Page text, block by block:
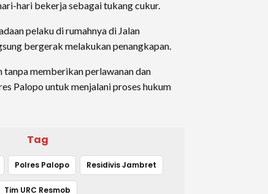
hari bekerja sebagai tukang cukur.
pelaku di rumahnya di Jalan
bergerak melakukan penangkapan.
tanpa memberikan perlawanan dan
Palopo untuk menjalani proses hukum
Tag
Polres Palopo Residivis Jambret
Tim URC Resmob